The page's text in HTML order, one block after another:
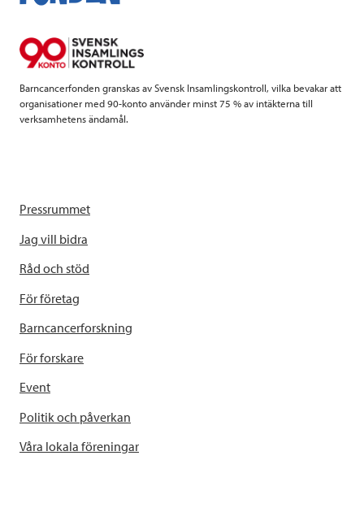
k
Barncancerfonden granskas av Svensk Insamlingskontroll, vilka bevakar att
organisationer med 90-konto använder minst 75 % av intäkterna till
verksamhetens ändamål.
Pressrummet
Jag vill bidra
Råd och stöd
För företag
Barncancerforskning
För forskare
Event
Politik och påverkan
Våra lokala föreningar